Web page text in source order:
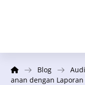
Blog
anan dengan Laporan